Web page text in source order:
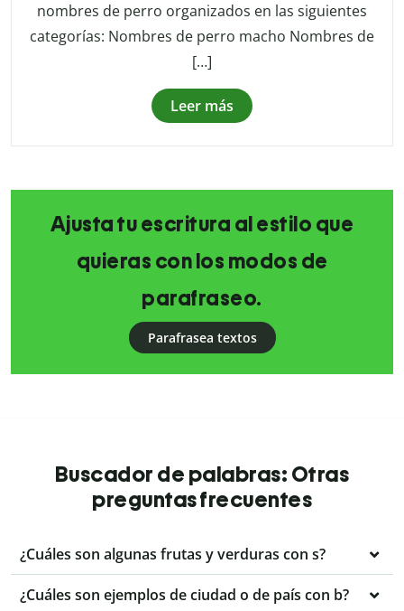
nombres de perro organizados en las siguientes
categorías: Nombres de perro macho Nombres de
[…]
Leer más
Ajusta tu escritura al estilo que
quieras con los modos de
parafraseo.
Parafrasea textos
Buscador de palabras: Otras
preguntas frecuentes
¿Cuáles son algunas frutas y verduras con s?
¿Cuáles son ejemplos de ciudad o de país con b?